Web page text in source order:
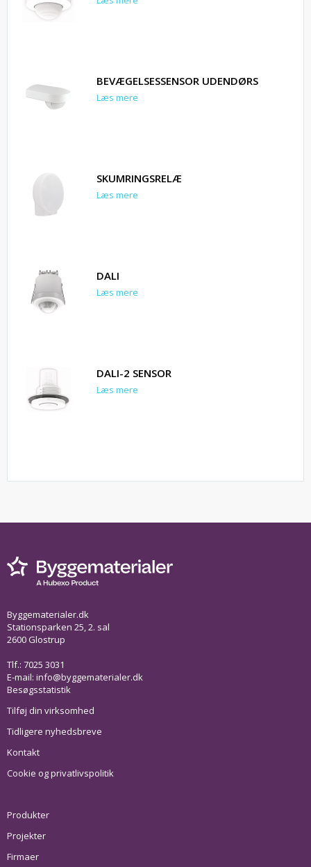
BEVÆGELSESSENSOR UDENDØRS
Læs mere
SKUMRINGSRELÆ
Læs mere
DALI
Læs mere
DALI-2 SENSOR
Læs mere
Byggematerialer.dk
Stationsparken 25, 2. sal
2600 Glostrup
Tlf.: 7025 3031
E-mail: info@byggematerialer.dk
Besøgsstatistik
Tilføj din virksomhed
Tidligere nyhedsbreve
Kontakt
Cookie og privatlivspolitik
Produkter
Projekter
Firmaer